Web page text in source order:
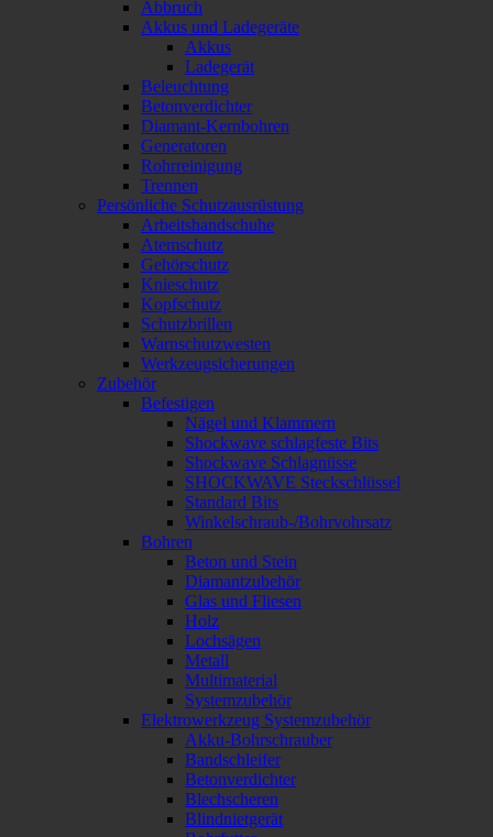
Abbruch
Akkus und Ladegeräte
Akkus
Ladegerät
Beleuchtung
Betonverdichter
Diamant-Kernbohren
Generatoren
Rohrreinigung
Trennen
Persönliche Schutzausrüstung
Arbeitshandschuhe
Atemschutz
Gehörschutz
Knieschutz
Kopfschutz
Schutzbrillen
Warnschutzwesten
Werkzeugsicherungen
Zubehör
Befestigen
Nägel und Klammern
Shockwave schlagfeste Bits
Shockwave Schlagnüsse
SHOCKWAVE Steckschlüssel
Standard Bits
Winkelschraub-/Bohrvohrsatz
Bohren
Beton und Stein
Diamantzubehör
Glas und Fliesen
Holz
Lochsägen
Metall
Multimaterial
Systemzubehör
Elektrowerkzeug Systemzubehör
Akku-Bohrschrauber
Bandschleifer
Betonverdichter
Blechscheren
Blindnietgerät